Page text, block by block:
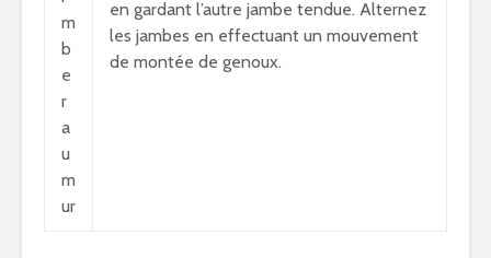
m
b
e
r
a
u
m
ur
en gardant l’autre jambe tendue. Alternez
les jambes en effectuant un mouvement
de montée de genoux.